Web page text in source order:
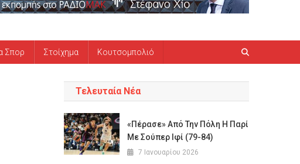
Σπορ Στοίχημα Κουτσομπολιό
Τελευταία Νέα
«Πέρασε» Από Την Πόλη Η Παρί
Με Σούπερ Ιφί (79-84)
7 Ιανουαρίου 2026